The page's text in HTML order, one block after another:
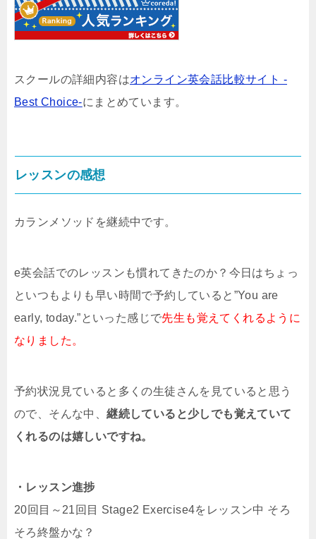
スクールの詳細内容はオンライン英会話比較サイト -
Best Choice-にまとめています。
レッスンの感想
カランメソッドを継続中です。
e英会話でのレッスンも慣れてきたのか？今日はちょっ
といつもよりも早い時間で予約していると”You are
early, today.”といった感じで先生も覚えてくれるように
なりました。
予約状況見ていると多くの生徒さんを見ていると思う
ので、そんな中、継続していると少しでも覚えていて
くれるのは嬉しいですね。
・レッスン進捗
20回目～21回目 Stage2 Exercise4をレッスン中 そろ
そろ終盤かな？